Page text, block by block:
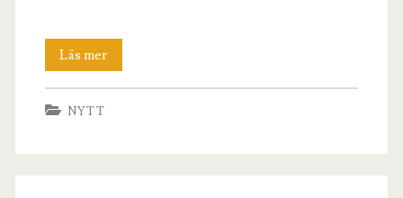
Läs merFördelar
med
NYTT